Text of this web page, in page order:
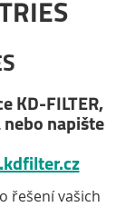
KD-FILTER,
napište
řešení vašich